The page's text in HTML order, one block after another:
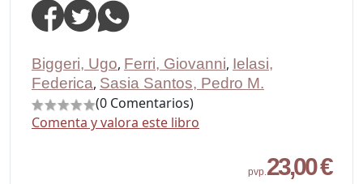
Biggeri, Ugo, Ferri, Giovanni, Ielasi,
Federica, Sasia Santos, Pedro M.
(0 Comentarios)
Comenta y valora este libro
pvp.23,00 €